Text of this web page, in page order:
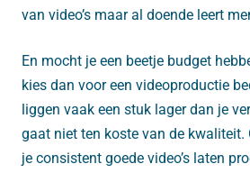
van video’s maar al doende leert
En mocht je een beetje budget
kies dan voor een videoproductie
liggen vaak een stuk lager dan je
gaat niet ten koste van de kwaliteit.
je consistent goede video’s laten